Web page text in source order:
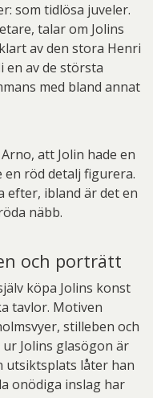
som tidlösa juveler.
talar om Jolins
av den stora Henri
en av de största
med bland annat
att Jolin hade en
en röd detalj figurera.
efter, ibland är det en
näbb.
och porträtt
köpa Jolins konst
tavlor. Motiven
stilleben och
Jolins glasögon är
utsiktsplats låter han
onödiga inslag har